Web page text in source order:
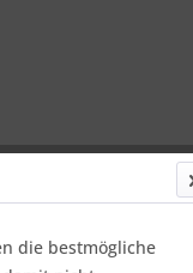
7,90
1
Online-
die bestmögliche